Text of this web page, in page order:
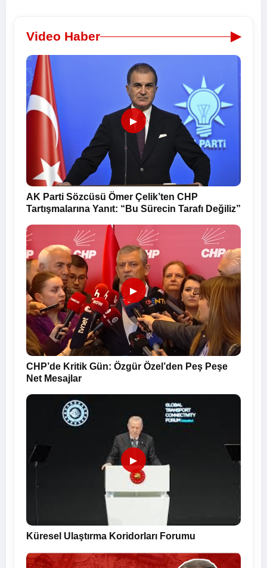
Video Haber ▶
▶
AK Parti Sözcüsü Ömer Çelik’ten CHP
Tartışmalarına Yanıt: “Bu Sürecin Tarafı Değiliz”
▶
CHP’de Kritik Gün: Özgür Özel’den Peş Peşe
Net Mesajlar
▶
Küresel Ulaştırma Koridorları Forumu